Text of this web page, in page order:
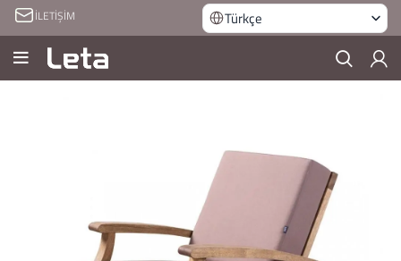
İLETİŞİM Türkçe